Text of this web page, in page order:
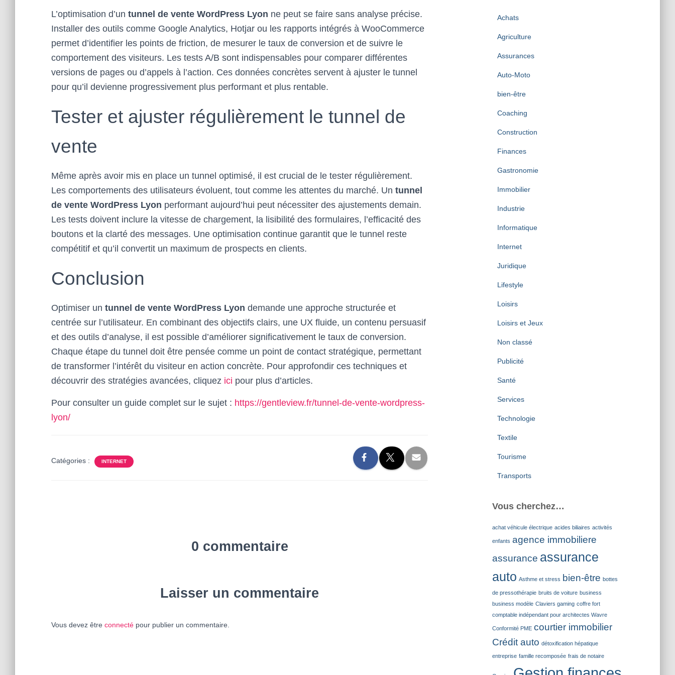
L’optimisation d’un tunnel de vente WordPress Lyon ne peut se faire sans analyse précise.
Installer des outils comme Google Analytics, Hotjar ou les rapports intégrés à WooCommerce
permet d’identifier les points de friction, de mesurer le taux de conversion et de suivre le
comportement des visiteurs. Les tests A/B sont indispensables pour comparer différentes
versions de pages ou d’appels à l’action. Ces données concrètes servent à ajuster le tunnel
pour qu’il devienne progressivement plus performant et plus rentable.
Tester et ajuster régulièrement le tunnel de
vente
Même après avoir mis en place un tunnel optimisé, il est crucial de le tester régulièrement.
Les comportements des utilisateurs évoluent, tout comme les attentes du marché. Un tunnel
de vente WordPress Lyon performant aujourd’hui peut nécessiter des ajustements demain.
Les tests doivent inclure la vitesse de chargement, la lisibilité des formulaires, l’efficacité des
boutons et la clarté des messages. Une optimisation continue garantit que le tunnel reste
compétitif et qu’il convertit un maximum de prospects en clients.
Conclusion
Optimiser un tunnel de vente WordPress Lyon demande une approche structurée et
centrée sur l’utilisateur. En combinant des objectifs clairs, une UX fluide, un contenu persuasif
et des outils d’analyse, il est possible d’améliorer significativement le taux de conversion.
Chaque étape du tunnel doit être pensée comme un point de contact stratégique, permettant
de transformer l’intérêt du visiteur en action concrète. Pour approfondir ces techniques et
découvrir des stratégies avancées, cliquez ici pour plus d’articles.
Pour consulter un guide complet sur le sujet : https://gentleview.fr/tunnel-de-vente-wordpress-
lyon/
Catégories : INTERNET
0 commentaire
Laisser un commentaire
Vous devez être connecté pour publier un commentaire.
Achats
Agriculture
Assurances
Auto-Moto
bien-être
Coaching
Construction
Finances
Gastronomie
Immobilier
Industrie
Informatique
Internet
Juridique
Lifestyle
Loisirs
Loisirs et Jeux
Non classé
Publicité
Santé
Services
Technologie
Textile
Tourisme
Transports
Vous cherchez…
achat véhicule électrique acides biliaires activités
enfants agence immobiliere
assurance assurance
auto Asthme et stress bien-être bottes
de pressothérapie bruits de voiture business
business modèle Claviers gaming coffre fort
comptable indépendant pour architectes Wavre
Conformité PME courtier immobilier
Crédit auto détoxification hépatique
entreprise famille recomposée frais de notaire